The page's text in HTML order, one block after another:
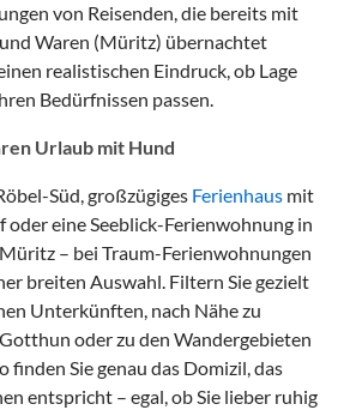
von Reisenden, die bereits mit
Waren (Müritz) übernachtet
realistischen Eindruck, ob Lage
Bedürfnissen passen.
Urlaub mit Hund
Süd, großzügiges Ferienhaus mit
eine Seeblick-Ferienwohnung in
– bei Traum-Ferienwohnungen
breiten Auswahl. Filtern Sie gezielt
Unterkünften, nach Nähe zu
oder zu den Wandergebieten
finden Sie genau das Domizil, das
entspricht – egal, ob Sie lieber ruhig